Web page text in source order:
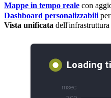
Mappe in tempo reale con
Dashboard personalizzabili
Vista unificata